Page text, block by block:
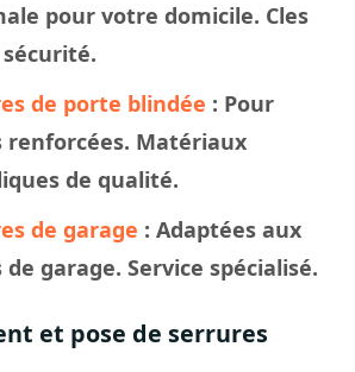
pour votre domicile. Cles
de porte blindée : Pour
renforcées. Matériaux
de qualité.
de garage : Adaptées aux
garage. Service spécialisé.
et pose de serrures